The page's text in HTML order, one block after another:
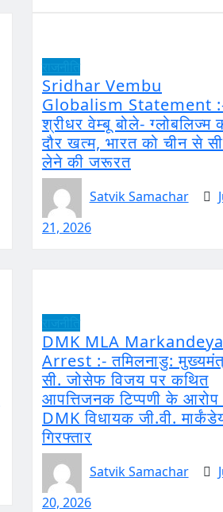
राजनीति
Sridhar Vembu
Globalism Statement
श्रीधर वेम्बू बोले- ग्लोबलिज्म
दौर खत्म, भारत को चीन से
लेने की जरूरत
Satvik Samachar
21, 2026
राजनीति
DMK MLA
Arrest :- तमिलनाडु:
सी. जोसेफ विजय पर कथित
आपत्तिजनक टिप्पणी के
DMK विधायक जी.वी.
गिरफ्तार
Satvik Samachar
20, 2026